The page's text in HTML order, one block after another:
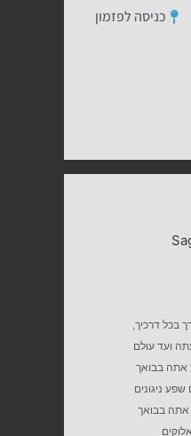
כניסה לפזמון
בכל דרכיך,
ועד עולם
אתה בבואך
ניגונים
אתה בבואך